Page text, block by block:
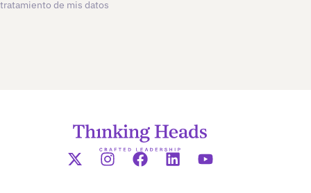
tratamiento de mis datos